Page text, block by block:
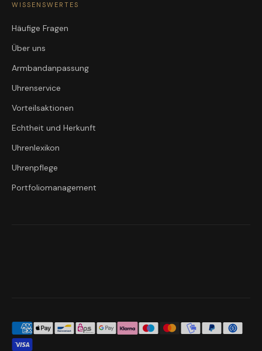
WISSENSWERTES
Häufige Fragen
Über uns
Armbandanpassung
Uhrenservice
Vorteilsaktionen
Echtheit und Herkunft
Uhrenlexikon
Uhrenpflege
Portfoliomanagement